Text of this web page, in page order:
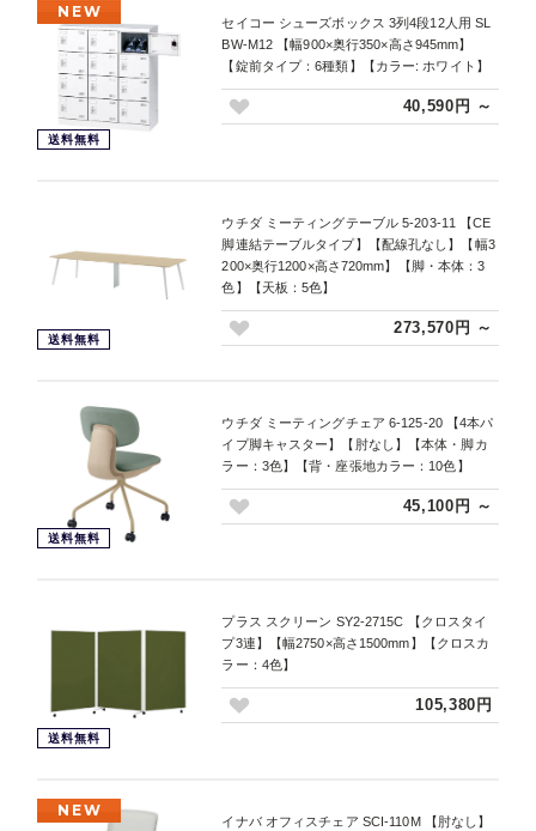
NEW
送料無料
セイコー シューズボックス 3列4段12人用 SL
BW-M12 【幅900×奥行350×高さ945mm】
【錠前タイプ：6種類】【カラー: ホワイト】
40,590円 ～
送料無料
ウチダ ミーティングテーブル 5-203-11 【CE
脚連結テーブルタイプ】【配線孔なし】【幅3
200×奥行1200×高さ720mm】【脚・本体：3
色】【天板：5色】
273,570円 ～
送料無料
ウチダ ミーティングチェア 6-125-20 【4本パ
イプ脚キャスター】【肘なし】【本体・脚カ
ラー：3色】【背・座張地カラー：10色】
45,100円 ～
送料無料
プラス スクリーン SY2-2715C 【クロスタイ
プ3連】【幅2750×高さ1500mm】【クロスカ
ラー：4色】
105,380円
NEW
イナバ オフィスチェア SCI-110M 【肘なし】